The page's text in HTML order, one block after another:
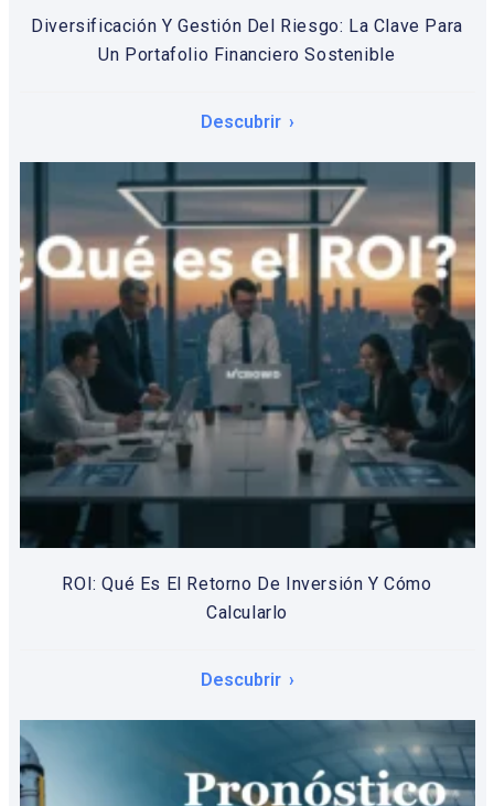
Diversificación Y Gestión Del Riesgo: La Clave Para
Un Portafolio Financiero Sostenible
Descubrir
ROI: Qué Es El Retorno De Inversión Y Cómo
Calcularlo
Descubrir